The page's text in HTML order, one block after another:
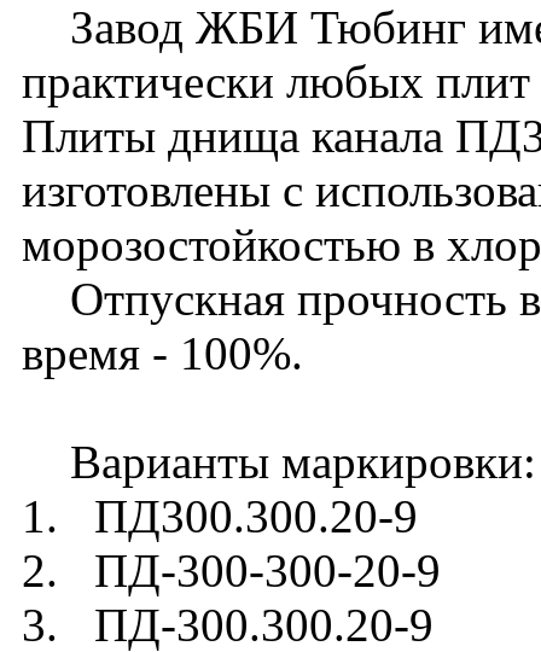
Завод ЖБИ Тюбинг
практически любых плит
Плиты днища канала
изготовлены с
морозостойкостью в
Отпускная прочность
время - 100%.
Варианты маркировки:
1. ПД300.300.20-9
2. ПД-300-300-20-9
3. ПД-300.300.20-9